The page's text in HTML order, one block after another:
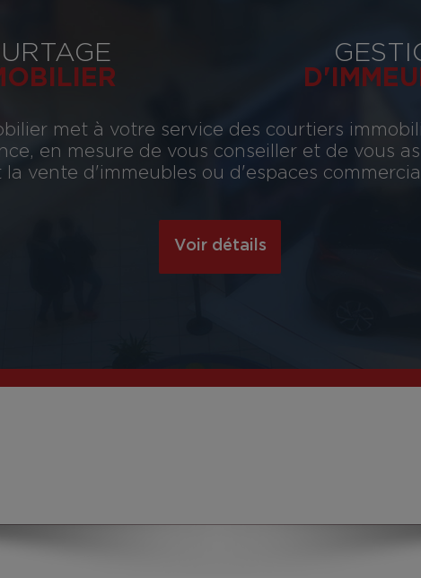
met à votre service des courtiers
en mesure de vous conseiller et de vous
la vente d'immeubles ou d'espaces
Voir détails